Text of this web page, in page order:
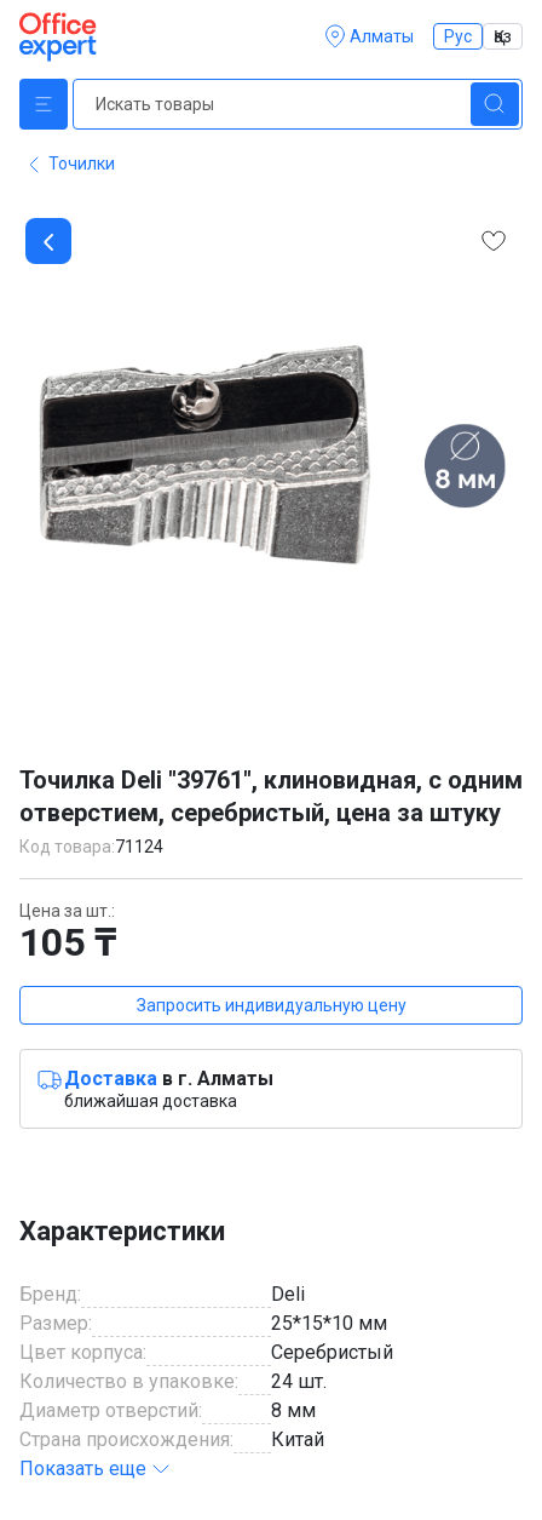
Алматы Рус Қаз
Точилки
of
1
Точилка Deli "39761", клиновидная, с одним
отверстием, серебристый, цена за штуку
Код товара:71124
Цена за шт.:
105 ₸
Запросить индивидуальную цену
Доставка в г. Алматы
ближайшая доставка
Характеристики
Бренд:
Deli
Размер:
25*15*10 мм
Цвет корпуса:
Серебристый
Количество в упаковке:
24 шт.
Диаметр отверстий:
8 мм
Страна происхождения:
Китай
Показать еще